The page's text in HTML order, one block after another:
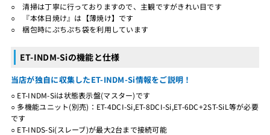
○ 清掃は丁寧に行っておりますので、主観ですがきれい目です
○ 『本体日焼け』は【薄焼け】です
○ 梱包時にぷちぷち袋を利用しています
ET-INDM-Siの機能と仕様
当店が独自に収集したET-INDM-Si情報をご説明！
○ ET-INDM-Siは状態表示盤(マスター)です
○ 多機能ユニット(別売)：ET-4DCI-Si,ET-8DCI-Si,ET-6DC+2ST-SiL等が必要
です
○ ET-INDS-Si(スレーブ)が最大2台まで接続可能